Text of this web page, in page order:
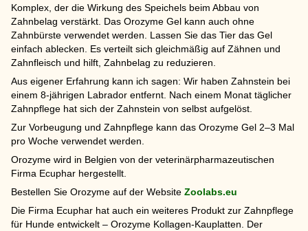
Komplex, der die Wirkung des Speichels beim Abbau von
Zahnbelag verstärkt. Das Orozyme Gel kann auch ohne
Zahnbürste verwendet werden. Lassen Sie das Tier das Gel
einfach ablecken. Es verteilt sich gleichmäßig auf Zähnen und
Zahnfleisch und hilft, Zahnbelag zu reduzieren.
Aus eigener Erfahrung kann ich sagen: Wir haben Zahnstein bei
einem 8-jährigen Labrador entfernt. Nach einem Monat täglicher
Zahnpflege hat sich der Zahnstein von selbst aufgelöst.
Zur Vorbeugung und Zahnpflege kann das Orozyme Gel 2–3 Mal
pro Woche verwendet werden.
Orozyme wird in Belgien von der veterinärpharmazeutischen
Firma Ecuphar hergestellt.
Bestellen Sie Orozyme auf der Website Zoolabs.eu
Die Firma Ecuphar hat auch ein weiteres Produkt zur Zahnpflege
für Hunde entwickelt – Orozyme Kollagen-Kauplatten. Der